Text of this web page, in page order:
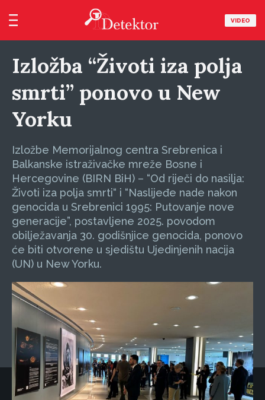
VIDEO
Izložba “Životi iza polja
smrti” ponovo u New
Yorku
Izložbe Memorijalnog centra Srebrenica i
Balkanske istraživačke mreže Bosne i
Hercegovine (BIRN BiH) – “Od riječi do nasilja:
Životi iza polja smrti“ i “Naslijeđe nade nakon
genocida u Srebrenici 1995: Putovanje nove
generacije”, postavljene 2025. povodom
obilježavanja 30. godišnjice genocida, ponovo
će biti otvorene u sjedištu Ujedinjenih nacija
(UN) u New Yorku.